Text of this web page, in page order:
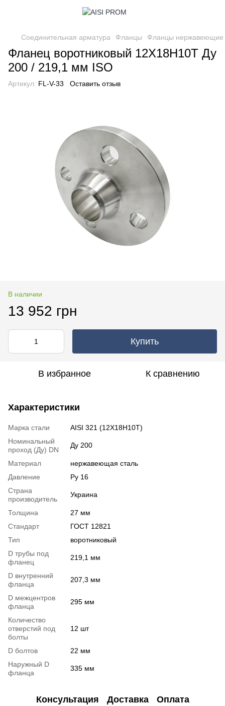
Соединительная арматура Фланцы Фланцы нержавеющие
Фланец воротниковый 12Х18Н10Т Ду
200 / 219,1 мм ISO
Артикул: FL-V-33 Оставить отзыв
В наличии
13 952 грн
Купить
В избранное К сравнению
Характеристики
Марка стали
AISI 321 (12Х18Н10Т)
Номинальный
проход (Ду) DN
Ду 200
Материал
нержавеющая сталь
Давление
Ру 16
Страна
производитель
Украина
Толщина
27 мм
Стандарт
ГОСТ 12821
Тип
воротниковый
D трубы под
фланец
219,1 мм
D внутренний
фланца
207,3 мм
D межцентров
фланца
295 мм
Количество
отверстий под
болты
12 шт
D болтов
22 мм
Наружный D
фланца
335 мм
Консультация Доставка Оплата